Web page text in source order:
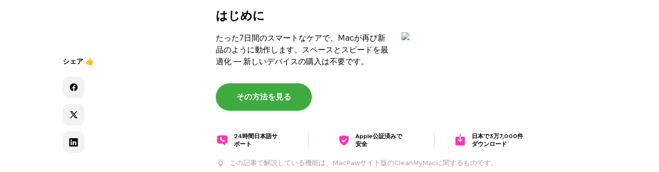
シェア 👍
はじめに
たった7日間のスマートなケアで、Macが再び新
品のように動作します。スペースとスピードを最
適化 — 新しいデバイスの購入は不要です。
その方法を見る
24時間日本語サ
ポート
Apple公証済みで
安全
日本で3万7,000件
ダウンロード
この記事で解説している機能は、MacPawサイト版のCleanMyMacに関するものです。